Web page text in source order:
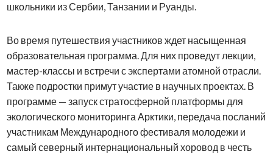
школьники из Сербии, Танзании и Руанды.
Во время путешествия участников ждет насыщенная
образовательная программа. Для них проведут лекции,
мастер-классы и встречи с экспертами атомной отрасли.
Также подростки примут участие в научных проектах. В
программе — запуск стратосферной платформы для
экологического мониторинга Арктики, передача посланий
участникам Международного фестиваля молодежи и
самый северный интернациональный хоровод в честь